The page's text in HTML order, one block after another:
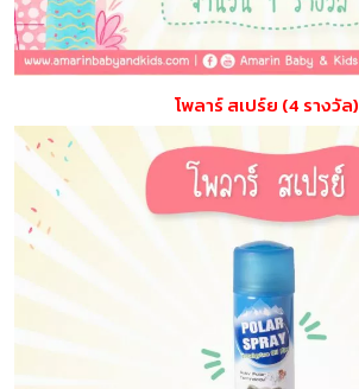
โพลาร์ สเปร์ย (4 รางวัล)